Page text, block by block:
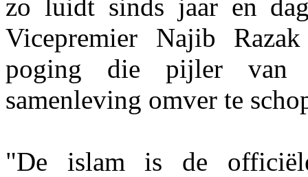
zo luidt sinds jaar en
Vicepremier Najib
poging die pijler van
samenleving omver te
"De islam is de